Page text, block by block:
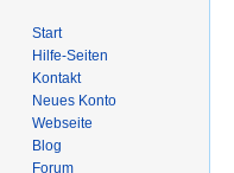
Start
Hilfe-Seiten
Kontakt
Neues Konto
Webseite
Blog
Forum